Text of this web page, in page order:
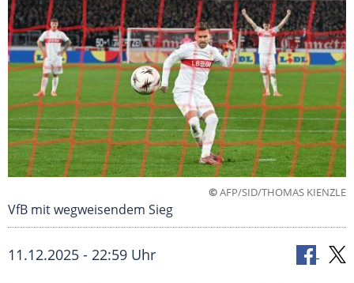
©AFP/SID/THOMAS KIENZLE
VfB mit wegweisendem Sieg
11.12.2025 - 22:59 Uhr